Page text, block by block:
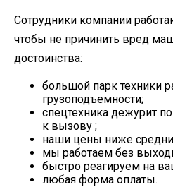
Сотрудники компании
чтобы не причинить вред
достоинства:
большой парк техники
грузоподъемности;
спецтехника дежурит
к вызову ;
наши цены ниже
мы работаем без
быстро реагируем на
любая форма оплаты.